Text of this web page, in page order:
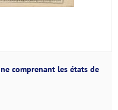
comprenant les états de